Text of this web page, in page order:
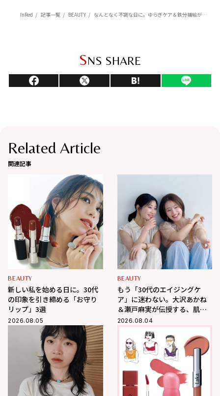
InRed 記事一覧 BEAUTY なんとなく不調な日に。ゆらぎケア＆鉄分補給が叶う【インナービューティ大賞】受賞アイテム【２選】
SNS SHARE
Related Article
関連記事
BEAUTY
新しい私を始める日に。30代
の印象を引き締める「お守り
リップ」3選
2026.08.05
BEAUTY
もう「30代のエイジングケ
ア」に迷わない。大沢あかね
＆瀬戸麻実が伝授する、肌が
変わるポジティブ美肌習慣
2026.08.04